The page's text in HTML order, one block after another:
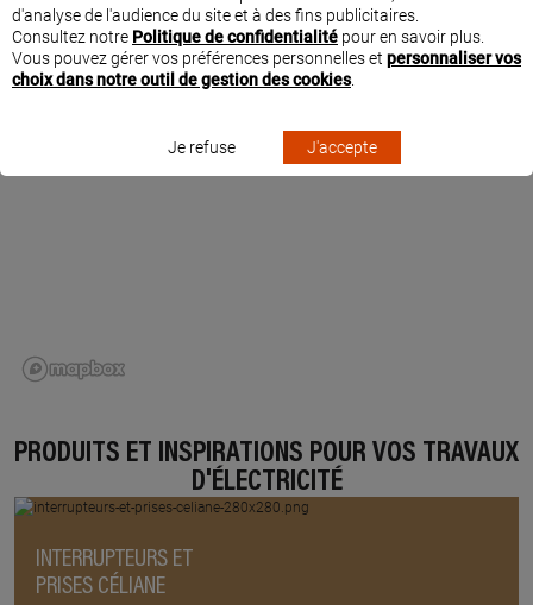
SAUVILLE
PRODUITS ET INSPIRATIONS POUR VOS TRAVAUX
D'ÉLECTRICITÉ
INTERRUPTEURS ET
PRISES CÉLIANE
d'analyse de l'audience du site et à des fins publicitaires.
Consultez notre Politique de confidentialité pour en savoir plus.
Vous pouvez gérer vos préférences personnelles et personnaliser vos
choix dans notre outil de gestion des cookies.
Je refuse J'accepte